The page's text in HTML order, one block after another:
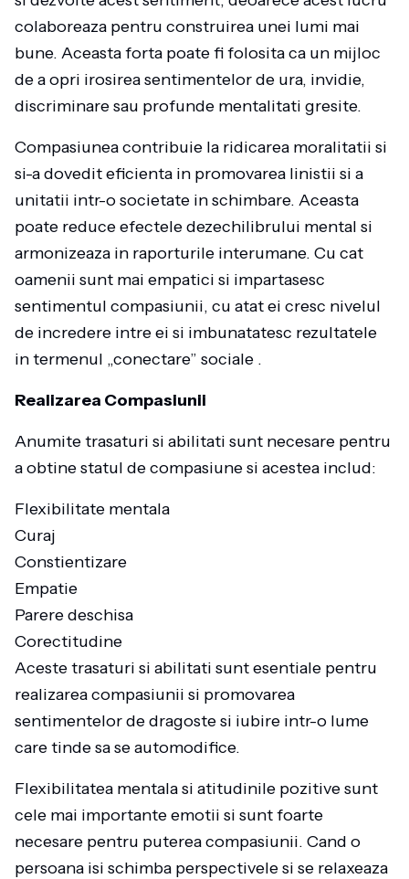
colaboreaza pentru construirea unei lumi mai
bune. Aceasta forta poate fi folosita ca un mijloc
de a opri irosirea sentimentelor de ura, invidie,
discriminare sau profunde mentalitati gresite.
Compasiunea contribuie la ridicarea moralitatii si
si-a dovedit eficienta in promovarea linistii si a
unitatii intr-o societate in schimbare. Aceasta
poate reduce efectele dezechilibrului mental si
armonizeaza in raporturile interumane. Cu cat
oamenii sunt mai empatici si impartasesc
sentimentul compasiunii, cu atat ei cresc nivelul
de incredere intre ei si imbunatatesc rezultatele
in termenul „conectare” sociale .
Realizarea Compasiunii
Anumite trasaturi si abilitati sunt necesare pentru
a obtine statul de compasiune si acestea includ:
Flexibilitate mentala
Curaj
Constientizare
Empatie
Parere deschisa
Corectitudine
Aceste trasaturi si abilitati sunt esentiale pentru
realizarea compasiunii si promovarea
sentimentelor de dragoste si iubire intr-o lume
care tinde sa se automodifice.
Flexibilitatea mentala si atitudinile pozitive sunt
cele mai importante emotii si sunt foarte
necesare pentru puterea compasiunii. Cand o
persoana isi schimba perspectivele si se relaxeaza